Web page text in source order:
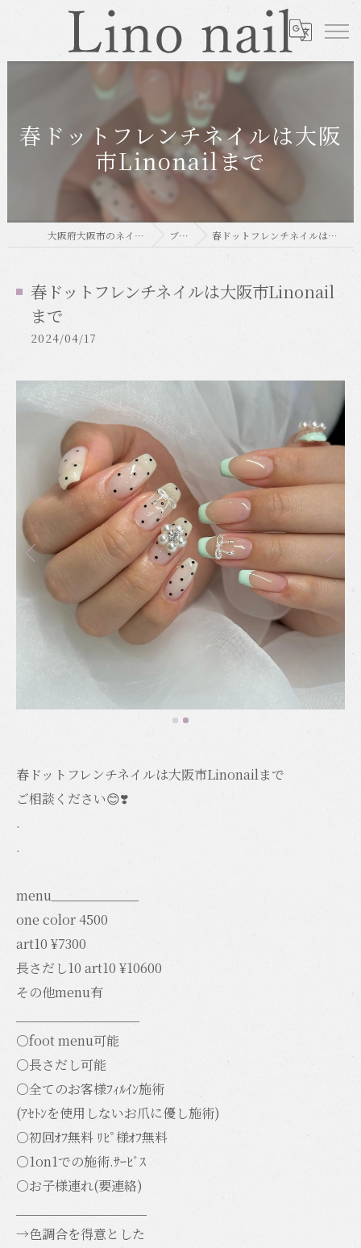
春ドットフレンチネイルは大阪
市Linonailまで
大阪府大阪市のネイルならLino nail ブログ 春ドットフレンチネイルは大阪市Linonailまで
春ドットフレンチネイルは大阪市Linonail
まで
2024/04/17
春ドットフレンチネイルは大阪市Linonailまで
ご相談ください😊❣️
.
.
menu____________
one color 4500
art10 ¥7300
長さだし10 art10 ¥10600
その他menu有
○foot menu可能
○長さだし可能
○全てのお客様ﾌｨﾙｲﾝ施術
(ｱｾﾄﾝを使用しないお爪に優し施術)
○初回ｵﾌ無料 ﾘﾋﾟ様ｵﾌ無料
○1on1での施術.ｻｰﾋﾞｽ
○お子様連れ(要連絡)
→色調合を得意とした